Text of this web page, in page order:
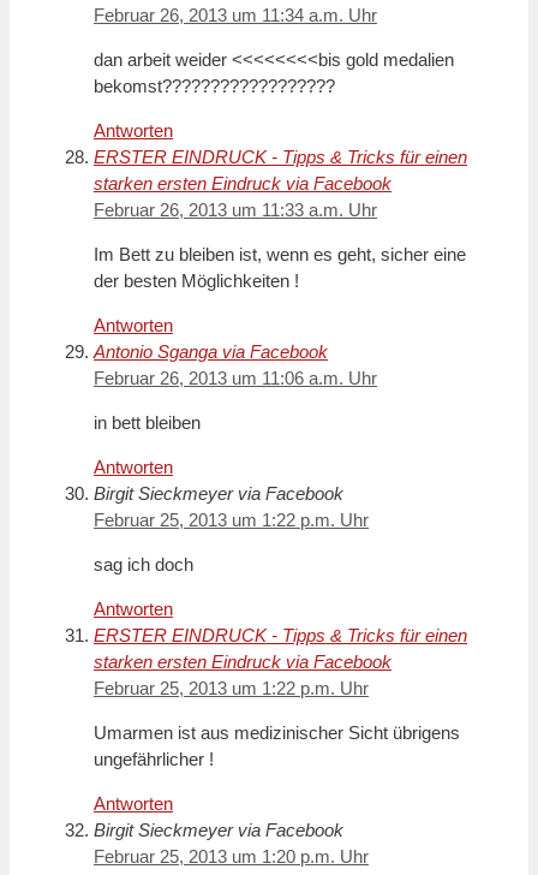
Februar 26, 2013 um 11:34 a.m. Uhr
dan arbeit weider <<<<<<<<bis gold medalien
bekomst??????????????????
Antworten
ERSTER EINDRUCK - Tipps & Tricks für einen
starken ersten Eindruck via Facebook
Februar 26, 2013 um 11:33 a.m. Uhr
Im Bett zu bleiben ist, wenn es geht, sicher eine
der besten Möglichkeiten !
Antworten
Antonio Sganga via Facebook
Februar 26, 2013 um 11:06 a.m. Uhr
in bett bleiben
Antworten
Birgit Sieckmeyer via Facebook
Februar 25, 2013 um 1:22 p.m. Uhr
sag ich doch
Antworten
ERSTER EINDRUCK - Tipps & Tricks für einen
starken ersten Eindruck via Facebook
Februar 25, 2013 um 1:22 p.m. Uhr
Umarmen ist aus medizinischer Sicht übrigens
ungefährlicher !
Antworten
Birgit Sieckmeyer via Facebook
Februar 25, 2013 um 1:20 p.m. Uhr